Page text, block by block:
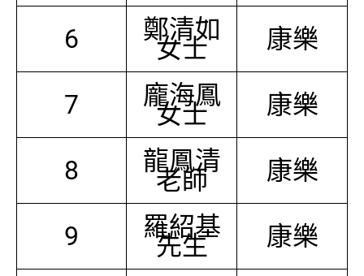
6 鄭清如
女士 康樂
7 龐海鳳
女士 康樂
8 龍鳳清
老師 康樂
9 羅紹基
先生 康樂